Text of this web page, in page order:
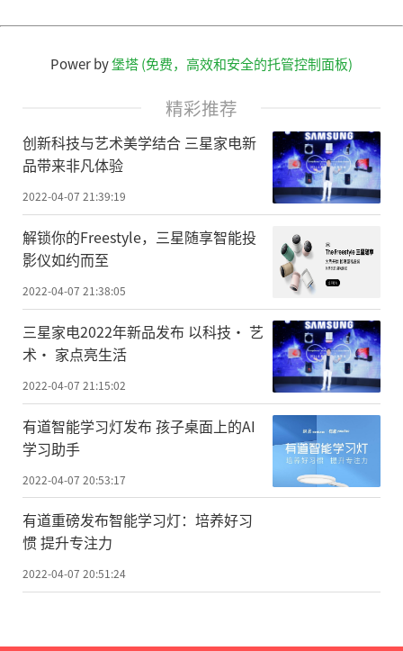
Power by堡塔 (免费，高效和安全的托管控制面板)
精彩推荐
创新科技与艺术美学结合 三星家电新
品带来非凡体验
2022-04-07 21:39:19
解锁你的Freestyle，三星随享智能投
影仪如约而至
2022-04-07 21:38:05
三星家电2022年新品发布 以科技· 艺
术· 家点亮生活
2022-04-07 21:15:02
有道智能学习灯发布 孩子桌面上的AI
学习助手
2022-04-07 20:53:17
有道重磅发布智能学习灯：培养好习
惯 提升专注力
2022-04-07 20:51:24